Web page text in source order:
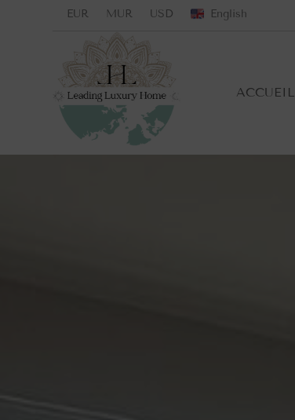
EUR MUR USD English
ACCUEIL